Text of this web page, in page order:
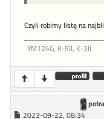
Czyli robimy listę na
YM124G, K-5II, K-3II
2023-09-22, 08:34